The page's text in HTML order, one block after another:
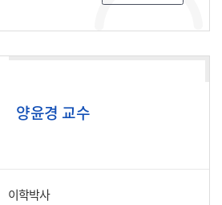
양윤경 교수
이학박사